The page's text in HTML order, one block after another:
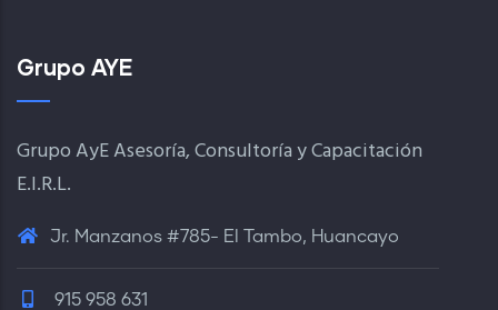
Grupo AYE
Grupo AyE Asesoría, Consultoría y Capacitación
E.I.R.L.
Jr. Manzanos #785- El Tambo, Huancayo
915 958 631